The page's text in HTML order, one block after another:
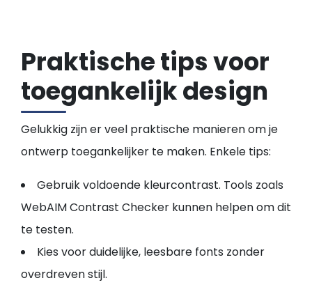
Praktische tips voor
toegankelijk design
Gelukkig zijn er veel praktische manieren om je
ontwerp toegankelijker te maken. Enkele tips:
Gebruik voldoende kleurcontrast. Tools zoals
WebAIM Contrast Checker kunnen helpen om dit
te testen.
Kies voor duidelijke, leesbare fonts zonder
overdreven stijl.